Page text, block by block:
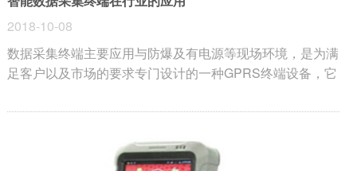
2018-10-08
数据采集终端主要应用与防爆及有电源等现场环境，是为满
足客户以及市场的要求专门设计的一种GPRS终端设备，它
察现场的情况